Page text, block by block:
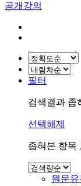
공개강의
필터
검색결과 좁
선택해제
좁혀본 항목
원문유